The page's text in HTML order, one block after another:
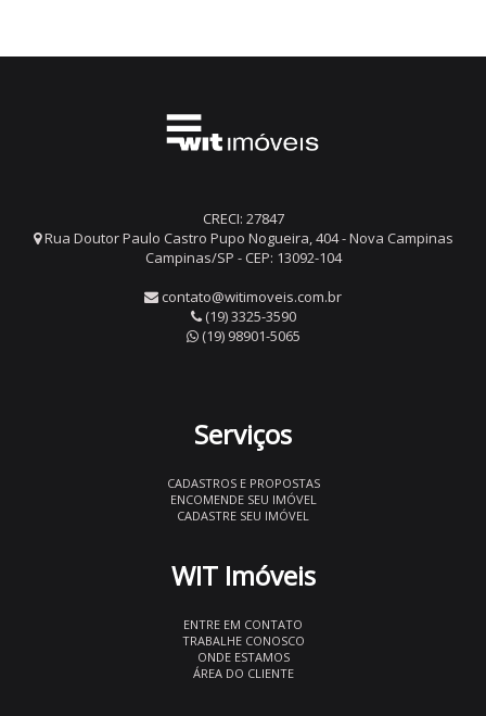
CRECI: 27847
Rua Doutor Paulo Castro Pupo Nogueira, 404 - Nova Campinas
Campinas/SP - CEP: 13092-104
contato@witimoveis.com.br
(19) 3325-3590
(19) 98901-5065
Serviços
CADASTROS E PROPOSTAS
ENCOMENDE SEU IMÓVEL
CADASTRE SEU IMÓVEL
WIT Imóveis
ENTRE EM CONTATO
TRABALHE CONOSCO
ONDE ESTAMOS
ÁREA DO CLIENTE